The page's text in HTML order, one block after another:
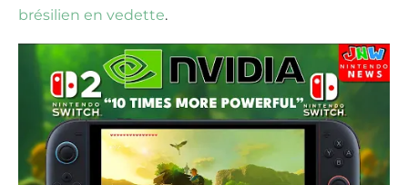
brésilien en vedette.